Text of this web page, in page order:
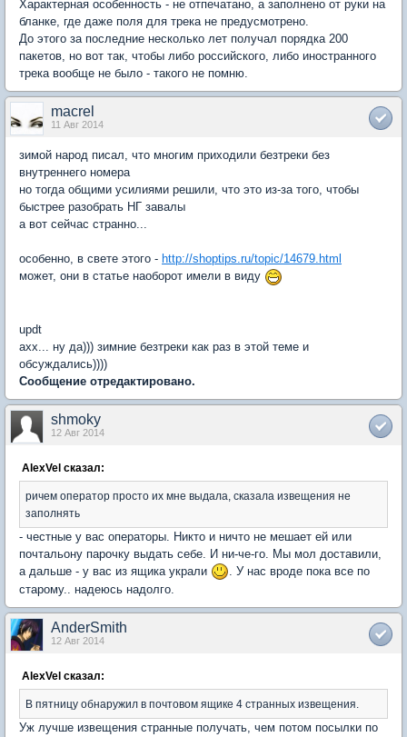
Характерная особенность - не отпечатано, а заполнено от руки на
бланке, где даже поля для трека не предусмотрено.
До этого за последние несколько лет получал порядка 200
пакетов, но вот так, чтобы либо российского, либо иностранного
трека вообще не было - такого не помню.
macrel
11 Авг 2014
зимой народ писал, что многим приходили безтреки без
внутреннего номера
но тогда общими усилиями решили, что это из-за того, чтобы
быстрее разобрать НГ завалы
а вот сейчас странно...
особенно, в свете этого - http://shoptips.ru/topic/14679.html
может, они в статье наоборот имели в виду
updt
ахх... ну да))) зимние безтреки как раз в этой теме и
обсуждались))))
Сообщение отредактировано.
shmoky
12 Авг 2014
AlexVel сказал:
ричем оператор просто их мне выдала, сказала извещения не
заполнять
- честные у вас операторы. Никто и ничто не мешает ей или
почтальону парочку выдать себе. И ни-че-го. Мы мол доставили,
а дальше - у вас из ящика украли
. У нас вроде пока все по
старому.. надеюсь надолго.
AnderSmith
12 Авг 2014
AlexVel сказал:
В пятницу обнаружил в почтовом ящике 4 странных извещения.
Уж лучше извещения странные получать, чем потом посылки по